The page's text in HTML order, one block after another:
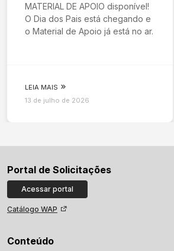
MATERIAL DE APOIO disponível!
O Dia dos Pais está chegando e
o Material de Apoio já está no ar.
LEIA MAIS
13 de julho de 2026
Portal de Solicitações
Acessar portal
Catálogo WAP
Conteúdo